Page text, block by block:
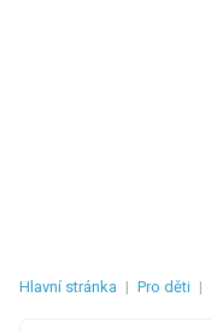
Hlavní stránka | Pro děti |